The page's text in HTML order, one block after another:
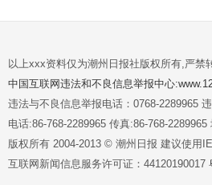
以上xxx资料仅为潮州日报社版权所有,严禁
中国互联网违法和不良信息举报中心
违法与不良信息举报电话：0768-2289965
电话:86-768-2289965 传真:86-768-
版权所有 2004-2013 © 潮州日报 建议使用
互联网新闻信息服务许可证：44120190017